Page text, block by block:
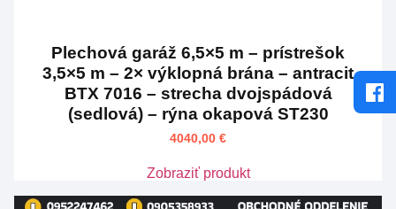
Plechová garáž 6,5×5 m – prístrešok
3,5×5 m – 2× výklopná brána – antracit
BTX 7016 – strecha dvojspádová
(sedlová) – rýna okapová ST230
4040,00 €
Zobraziť produkt